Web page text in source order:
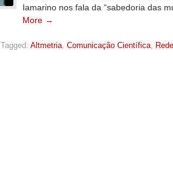
Iamarino nos fala da “sabedoria das
More →
Tagged: Altmetria, Comunicação Científica,